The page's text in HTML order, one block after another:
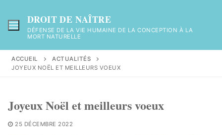
au
contenu
DROIT DE NAÎTRE
DÉFENSE DE LA VIE HUMAINE DE LA CONCEPTION À LA
MORT NATURELLE
ACCUEIL
ACTUALITÉS
JOYEUX NOËL ET MEILLEURS VOEUX
Joyeux Noël et meilleurs voeux
25 DÉCEMBRE 2022